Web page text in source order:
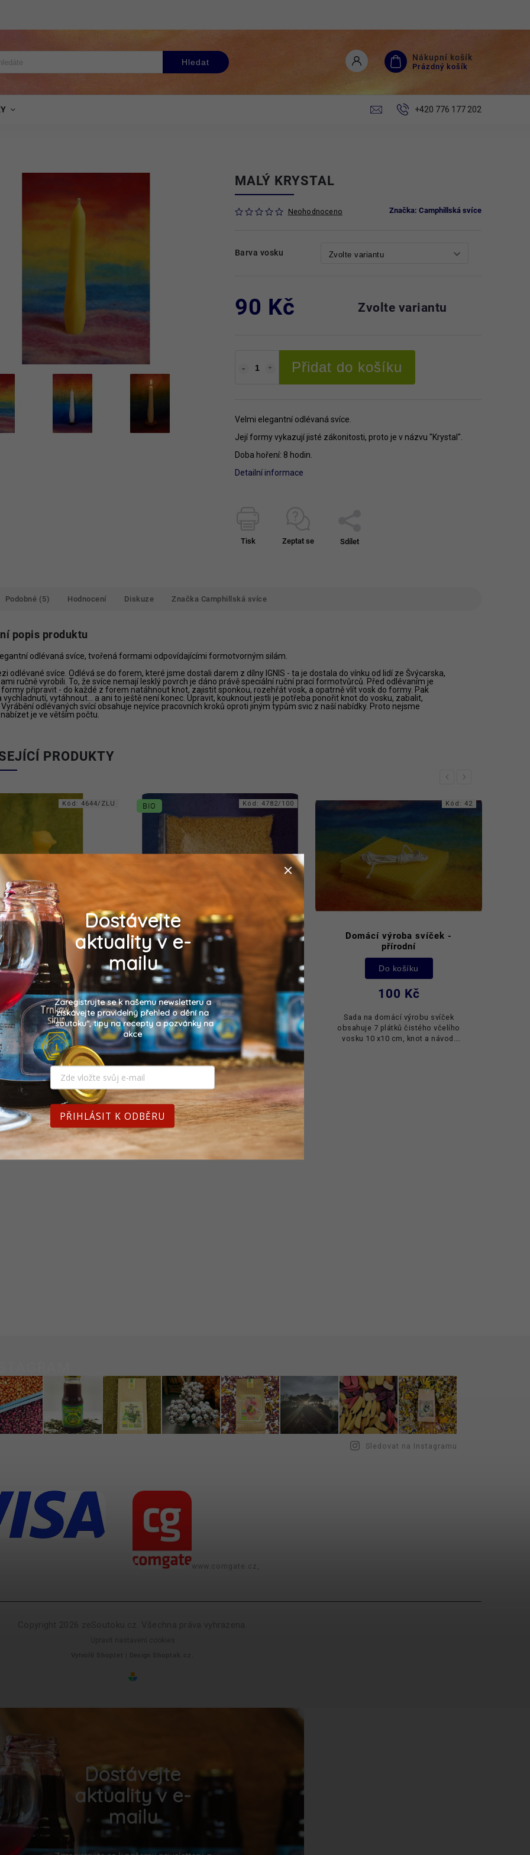
Hledat Nákupní košík
Prázdný košík
+420 776 177 202
MALÝ KRYSTAL
Neohodnoceno Značka: Camphillská svíce
Barva vosku
90 Kč Zvolte variantu
Přidat do košíku
Velmi elegantní odlévaná svíce.
Její formy vykazují jisté zákonitosti, proto je v názvu "Krystal".
Doba hoření: 8 hodin.
Detailní informace
Tisk Zeptat se Sdílet
Podobné (5) Hodnocení Diskuze Značka Camphillská svíce
popis produktu
odlévaná svíce, tvořená formami odpovídajícími formotvorným silám.
odlévané svíce. Odlévá se do forem, které jsme dostali darem z dílny IGNIS - ta je dostala do vínku od lidí ze Švýcarska,
ručně vyrobili. To, že svíce nemají lesklý povrch je dáno právě speciální ruční prací formotvůrců. Před odlévaním je
připravit - do každé z forem natáhnout knot, zajistit sponkou, rozehřát vosk, a opatrně vlít vosk do formy. Pak
vychladnutí, vytáhnout… a ani to ještě není konec. Upravit, kouknout jestli je potřeba ponořit knot do vosku, zabalit,
odlévaných svící obsahuje nejvíce pracovních kroků oproti jiným typům svic z naší nabídky. Proto nejsme
je ve větším počtu.
PRODUKTY
Previous
Kachňátko
35 Kč
Detail
dekorace ze včelího vosku
Kód: 4644/ZLU BIO
Včelí vosk 100% BIO z Afriky,
žlutý - vločky
od80 Kč
Detail
Z oblastí, ve kterých včely staví své
dílo po celý rok. V certifikované bio-
kvalitě. S jemnou vůní kouře.
Kód: 4782/100
Domácí výroba svíček -
přírodní
100 Kč
Do košíku
Sada na domácí výrobu svíček
obsahuje 7 plátků čistého včelího
vosku 10 x10 cm, knot a návod.
Kód: 42
Next
Sledovat na Instagramu
www.comgate.cz,
Dostávejte
aktuality v e-
mailu
Dostávejte
aktuality v e-
mailu
Zaregistrujte se k našemu newsletteru a
získávejte pravidelný přehled o dění na
"soutoku", tipy na recepty a pozvánky na
akce
PŘIHLÁSIT K ODBĚRU